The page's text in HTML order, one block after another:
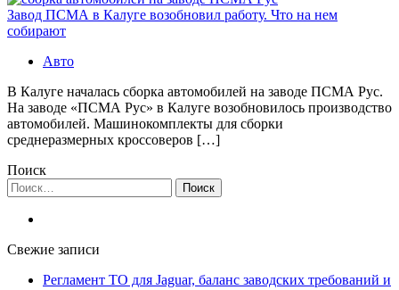
Завод ПСМА в Калуге возобновил работу. Что на нем
собирают
Авто
В Калуге началась сборка автомобилей на заводе ПСМА Рус.
На заводе «ПСМА Рус» в Калуге возобновилось производство
автомобилей. Машинокомплекты для сборки
среднеразмерных кроссоверов […]
Поиск
Найти:
Свежие записи
Регламент ТО для Jaguar, баланс заводских требований и